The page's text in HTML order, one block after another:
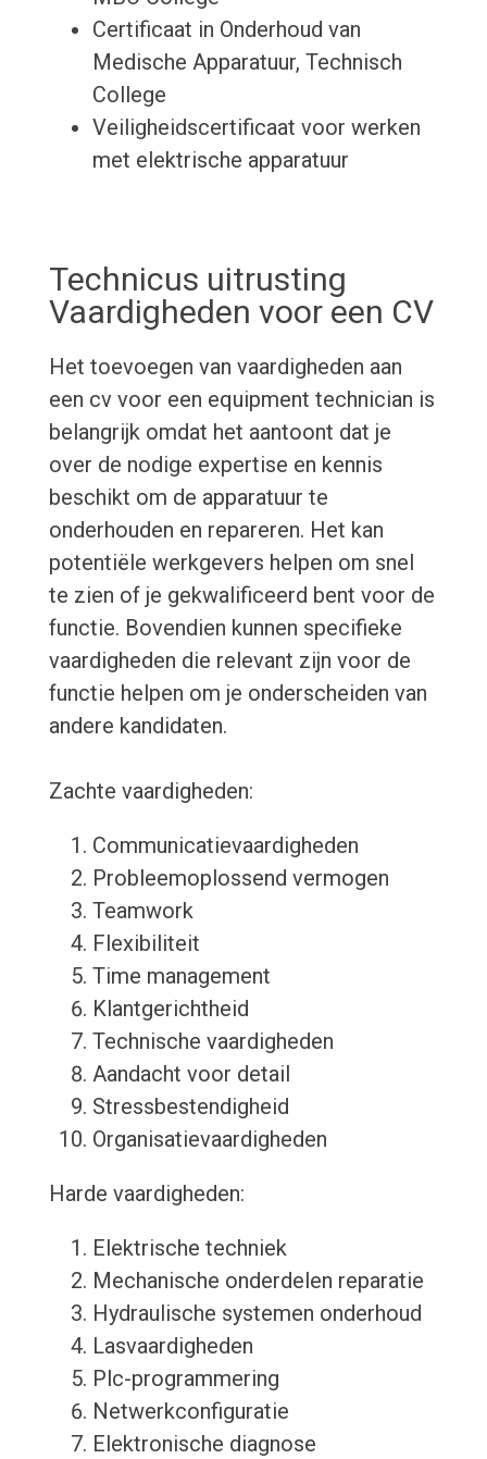
Certificaat in Onderhoud van
Medische Apparatuur, Technisch
College
Veiligheidscertificaat voor werken
met elektrische apparatuur
Technicus uitrusting
Vaardigheden voor een CV
Het toevoegen van vaardigheden aan
een cv voor een equipment technician is
belangrijk omdat het aantoont dat je
over de nodige expertise en kennis
beschikt om de apparatuur te
onderhouden en repareren. Het kan
potentiële werkgevers helpen om snel
te zien of je gekwalificeerd bent voor de
functie. Bovendien kunnen specifieke
vaardigheden die relevant zijn voor de
functie helpen om je onderscheiden van
andere kandidaten.
Zachte vaardigheden:
Communicatievaardigheden
Probleemoplossend vermogen
Teamwork
Flexibiliteit
Time management
Klantgerichtheid
Technische vaardigheden
Aandacht voor detail
Stressbestendigheid
Organisatievaardigheden
Harde vaardigheden:
Elektrische techniek
Mechanische onderdelen reparatie
Hydraulische systemen onderhoud
Lasvaardigheden
Plc-programmering
Netwerkconfiguratie
Elektronische diagnose